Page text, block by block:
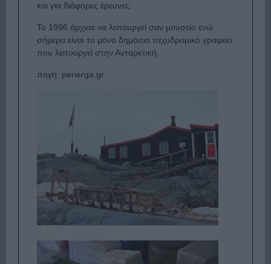
και για διάφορες έρευνες.
Το 1996 άρχισε να λειτουργεί σαν μουσείο ενώ
σήμερα είναι το μόνο δημόσιο ταχυδρομικό γραφείο
που λειτουργεί στην Ανταρκτική.
πηγή: perierga.gr